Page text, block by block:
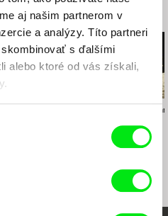
aj našim partnerom v
a analýzy. Títo partneri
s ďalšími
alebo ktoré od vás získali,
Marion Neumann